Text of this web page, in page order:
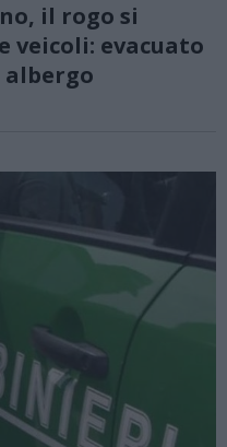
il rogo si
veicoli: evacuato